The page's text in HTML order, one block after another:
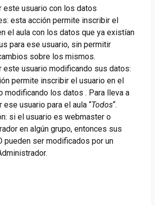
este usuario con los datos
esta acción permite inscribir el
el aula con los datos que ya existían
para ese usuario, sin permitir
sobre los mismos.
este usuario modificando sus datos:
permite inscribir el usuario en el
modificando los datos . Para lleva a
ese usuario para el aula “Todos“.
si el usuario es webmaster o
en algún grupo, entonces sus
pueden ser modificados por un